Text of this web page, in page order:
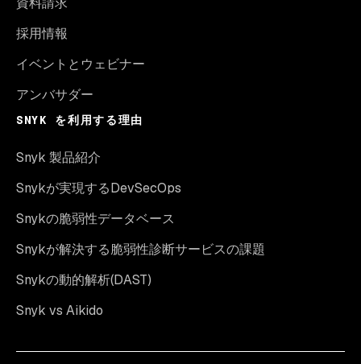
採用情報
イベントとウェビナー
アンバサダー
SNYK を利用する理由
Snyk 製品紹介
Snykが実現するDevSecOps
Snykの脆弱性データベース
Snykが解決する脆弱性診断サービスの課題
Snykの動的解析(DAST)
Snyk vs Aikido